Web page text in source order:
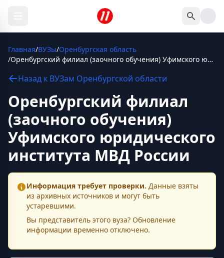
Главная/ВУЗы/Оренбургская область
/
Оренбургский филиал (заочного обучения) Уфимского юридического института МВД России
Назад к ВУЗам Оренбургской области
Оренбургский филиал
(заочного обучения)
Уфимского юридического
института МВД России
Информация требует проверки. Данные взяты
из архивных источников и могут быть
устаревшими.
Вы представитель этого вуза? Обновление
информации временно отключено.